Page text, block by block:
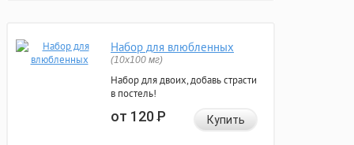
Набор для влюбленных
(10х100 мг)
Набор для двоих, добавь страсти
в постель!
от 120Р Купить